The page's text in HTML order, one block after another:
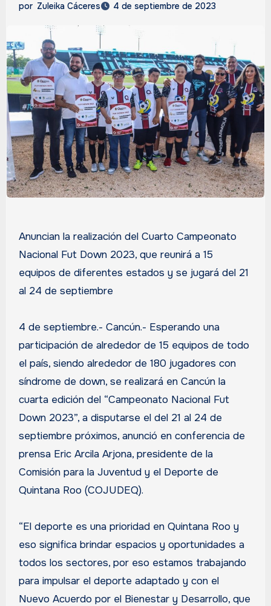
por Zuleika Cáceres 4 de septiembre de 2023
Anuncian la realización del Cuarto Campeonato
Nacional Fut Down 2023, que reunirá a 15
equipos de diferentes estados y se jugará del 21
al 24 de septiembre
4 de septiembre.- Cancún.- Esperando una
participación de alrededor de 15 equipos de todo
el país, siendo alrededor de 180 jugadores con
síndrome de down, se realizará en Cancún la
cuarta edición del “Campeonato Nacional Fut
Down 2023”, a disputarse el del 21 al 24 de
septiembre próximos, anunció en conferencia de
prensa Eric Arcila Arjona, presidente de la
Comisión para la Juventud y el Deporte de
Quintana Roo (COJUDEQ).
“El deporte es una prioridad en Quintana Roo y
eso significa brindar espacios y oportunidades a
todos los sectores, por eso estamos trabajando
para impulsar el deporte adaptado y con el
Nuevo Acuerdo por el Bienestar y Desarrollo, que